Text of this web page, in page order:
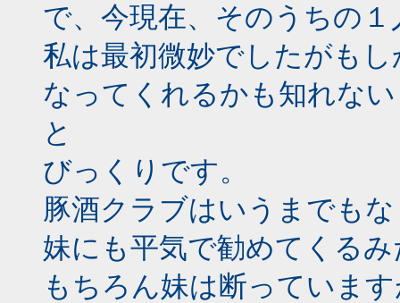
で、今現在、そのうちの
私は最初微妙でしたがも
なってくれるかも知れな
と
びっくりです。
豚酒クラブはいうまでも
妹にも平気で勧めてくる
もちろん妹は断っていま